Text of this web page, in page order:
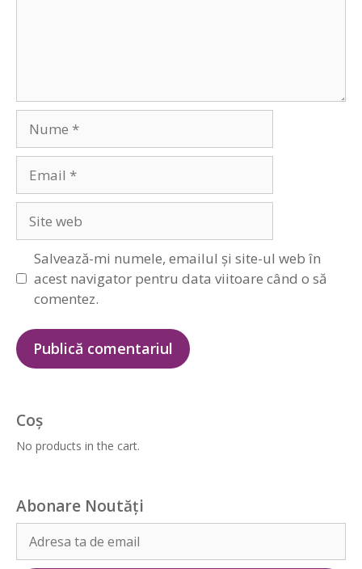
web
Salvează-mi numele, emailul și site-ul web în
acest navigator pentru data viitoare când o să
comentez.
Coș
No products in the cart.
Abonare Noutăți